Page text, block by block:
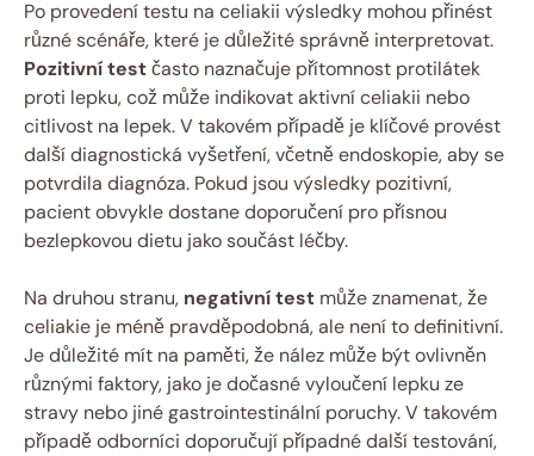
Po provedení testu na celiakii výsledky mohou přinést
různé scénáře, které je důležité správně interpretovat.
Pozitivní testčasto naznačuje přítomnost protilátek
proti lepku, což může indikovat aktivní celiakii nebo
citlivost na lepek. V takovém případě je klíčové provést
další diagnostická vyšetření, včetně endoskopie, aby se
potvrdila diagnóza. Pokud jsou výsledky pozitivní,
pacient obvykle dostane doporučení pro přísnou
bezlepkovou dietu jako součást léčby.
Na druhou stranu, negativní test může znamenat, že
celiakie je méně pravděpodobná, ale není to definitivní.
Je důležité mít na paměti, že nález může být ovlivněn
různými faktory, jako je dočasné vyloučení lepku ze
stravy nebo jiné gastrointestinální poruchy. V takovém
případě odborníci doporučují případné další testování,